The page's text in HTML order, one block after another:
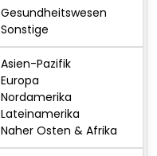
Gesundheitswesen
Sonstige
Asien-Pazifik
Europa
Nordamerika
Lateinamerika
Naher Osten & Afrika